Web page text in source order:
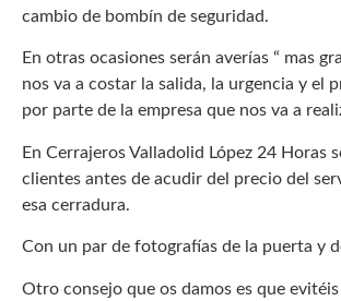
cambio de bombín de seguridad.
En otras ocasiones serán averías “ mas
nos va a costar la salida, la urgencia y el
por parte de la empresa que nos va a
En Cerrajeros Valladolid López 24
clientes antes de acudir del precio del
esa cerradura.
Con un par de fotografías de la puerta y
Otro consejo que os damos es que